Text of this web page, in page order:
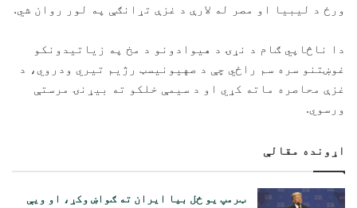
ورځ د لیبیا او مصر له لارې د غزې تړانګې په لور روان شي.
دا ناڅاپي ګام د نړۍ د هیوادونو د مخ په زیاتیدونکو
غوښتنو سره سم راځي چې د صهیونیسټ رژیم تیري ودروي، د
غزې محاصره ماته کړي او د سیمې خلکو ته بیړنۍ مرستې
ورسوي.
اړونده مقالې
ټرمپ یو ځل بیا ایران ته ګواښ وکړ، او ویې